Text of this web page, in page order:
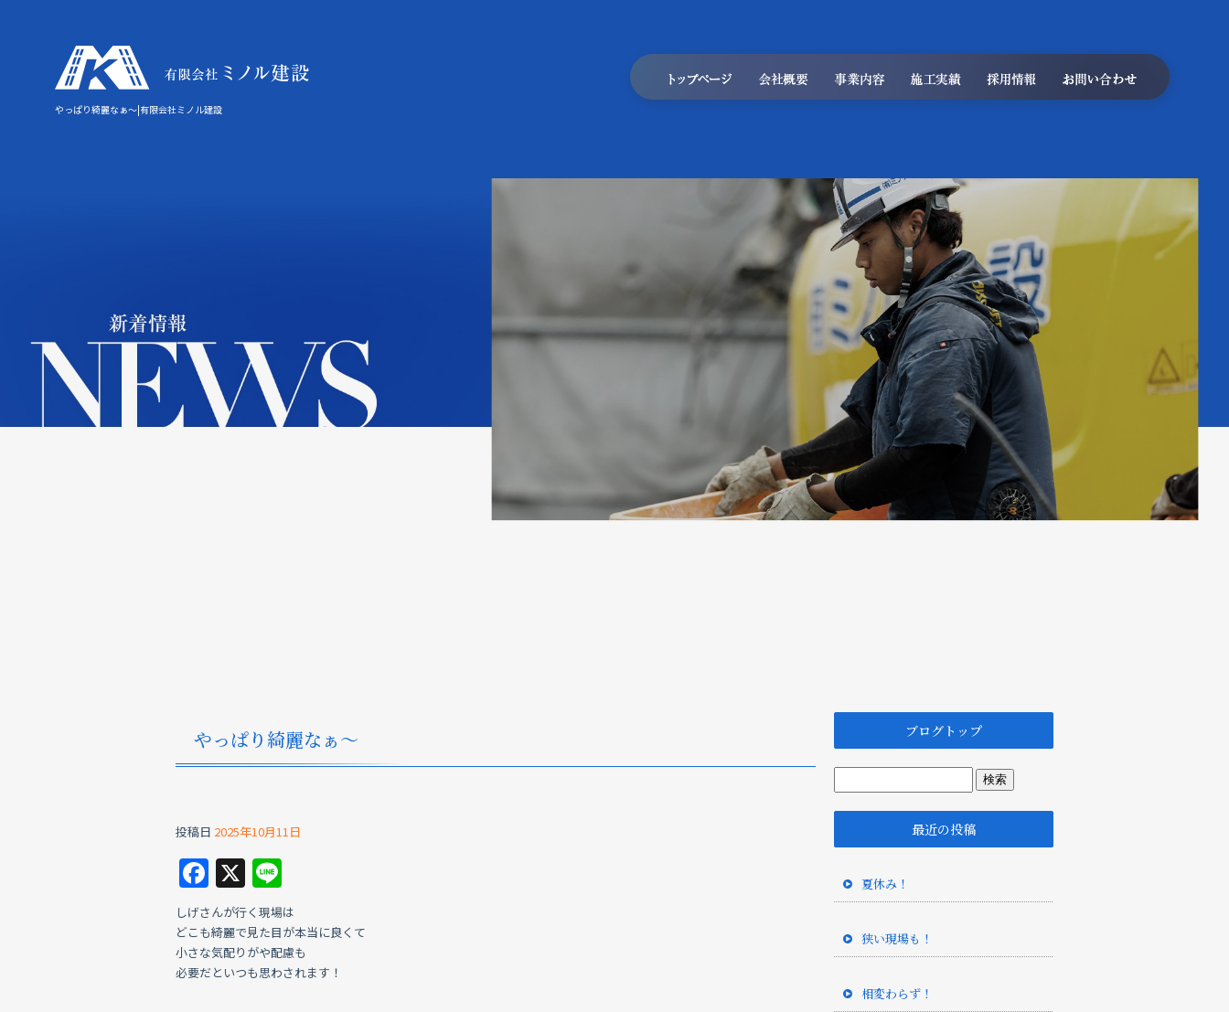
やっぱり綺麗なぁ〜|有限会社ミノル建設
やっぱり綺麗なぁ〜
投稿日 2025年10月11日
F
a
c
e
b
X
n
e
しげさんが行く現場は
どこも綺麗で見た目が本当に良くて
小さな気配りがや配慮も
必要だといつも思わされます！
ブログトップ
最近の投稿
夏休み！
狭い現場も！
相変わらず！